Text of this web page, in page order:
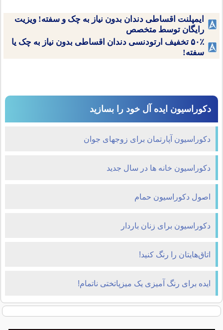
ایمپلنت اقساطی دندان بدون نیاز به چک و سفته! ویزیت
رایگان توسط متخصص
۵۰٪ تخفیف ارتودنسی دندان اقساطی بدون نیاز به چک یا
سفته!
دکوراسیون ایده آل خود را بسازید
دکوراسیون آپارتمان برای زوجهای جوان
دکوراسیون خانه ها در سال جدید
اصول دکوراسیون حمام
دکوراسیون برای زنان باردار
اتاق‌هایتان را رنگ کنید!
ایده برای رنگ آمیزی یک میزپاتختی ناتمام!